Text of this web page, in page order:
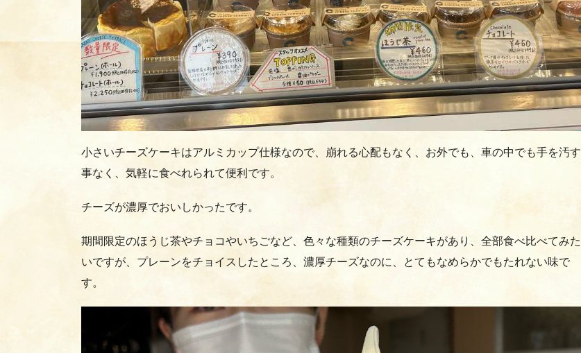
小さいチーズケーキはアルミカップ仕様なので、崩れる心配もなく、お外でも、車の中でも手を汚す
事なく、気軽に食べれられて便利です。
チーズが濃厚でおいしかったです。
期間限定のほうじ茶やチョコやいちごなど、色々な種類のチーズケーキがあり、全部食べ比べてみた
いですが、プレーンをチョイスしたところ、濃厚チーズなのに、とてもなめらかでもたれない味で
す。